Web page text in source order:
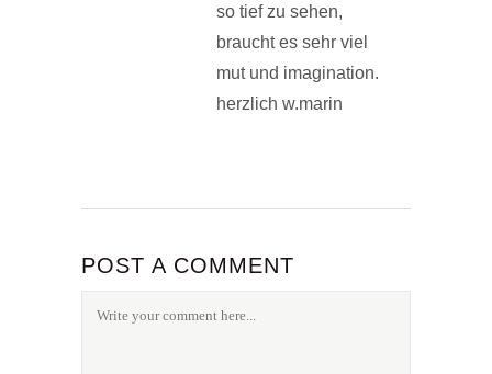
so tief zu sehen,
braucht es sehr viel
mut und imagination.
herzlich w.marin
POST A COMMENT